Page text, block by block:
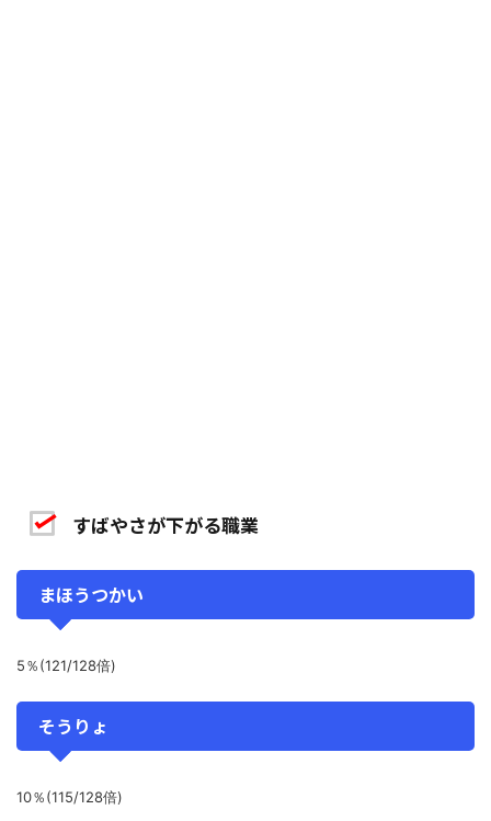
すばやさが下がる職業
まほうつかい
5％(121/128倍)
そうりょ
10％(115/128倍)